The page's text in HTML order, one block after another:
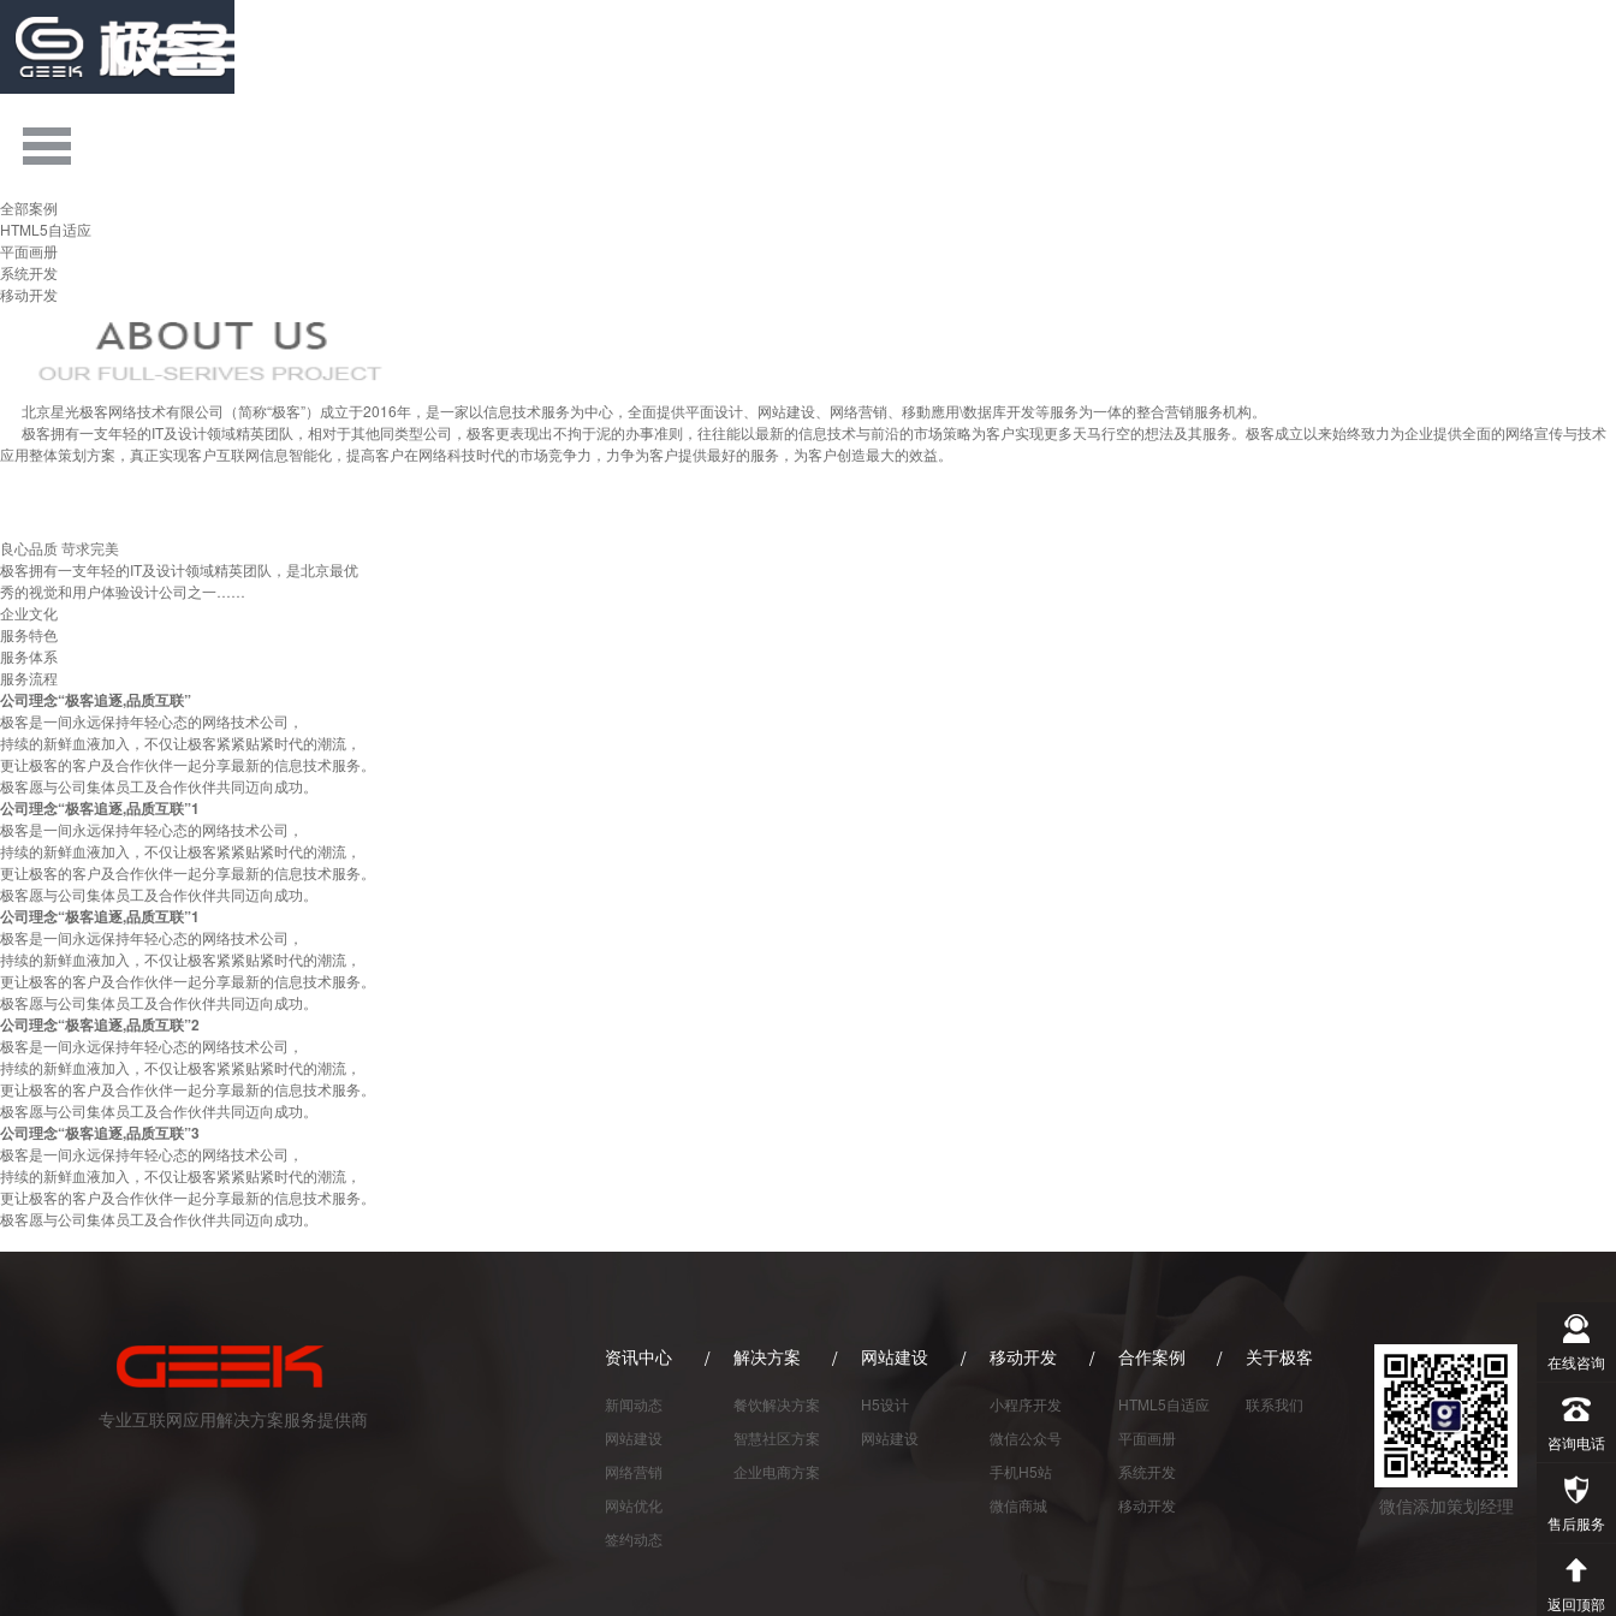
全部案例
HTML5自适应
平面画册
系统开发
移动开发
北京星光极客网络技术有限公司（简称“极客”）成立于2016年，是一家以信息技术服务为中心，全面提供平面设计、网站建设、网络营销、移動應用\数据库开发等服务为一体的整合营销服务机构。
极客拥有一支年轻的IT及设计领域精英团队，相对于其他同类型公司，极客更表现出不拘于泥的办事准则，往往能以最新的信息技术与前沿的市场策略为客户实现更多天马行空的想法及其服务。极客成立以来始终致力为企业提供全面的网络宣传与技术
应用整体策划方案，真正实现客户互联网信息智能化，提高客户在网络科技时代的市场竞争力，力争为客户提供最好的服务，为客户创造最大的效益。
良心品质 苛求完美
极客拥有一支年轻的IT及设计领域精英团队，是北京最优
秀的视觉和用户体验设计公司之一……
企业文化
服务特色
服务体系
服务流程
公司理念“极客追逐,品质互联”
极客是一间永远保持年轻心态的网络技术公司，
持续的新鲜血液加入，不仅让极客紧紧贴紧时代的潮流，
更让极客的客户及合作伙伴一起分享最新的信息技术服务。
极客愿与公司集体员工及合作伙伴共同迈向成功。
公司理念“极客追逐,品质互联”1
极客是一间永远保持年轻心态的网络技术公司，
持续的新鲜血液加入，不仅让极客紧紧贴紧时代的潮流，
更让极客的客户及合作伙伴一起分享最新的信息技术服务。
极客愿与公司集体员工及合作伙伴共同迈向成功。
公司理念“极客追逐,品质互联”1
极客是一间永远保持年轻心态的网络技术公司，
持续的新鲜血液加入，不仅让极客紧紧贴紧时代的潮流，
更让极客的客户及合作伙伴一起分享最新的信息技术服务。
极客愿与公司集体员工及合作伙伴共同迈向成功。
公司理念“极客追逐,品质互联”2
极客是一间永远保持年轻心态的网络技术公司，
持续的新鲜血液加入，不仅让极客紧紧贴紧时代的潮流，
更让极客的客户及合作伙伴一起分享最新的信息技术服务。
极客愿与公司集体员工及合作伙伴共同迈向成功。
公司理念“极客追逐,品质互联”3
极客是一间永远保持年轻心态的网络技术公司，
持续的新鲜血液加入，不仅让极客紧紧贴紧时代的潮流，
更让极客的客户及合作伙伴一起分享最新的信息技术服务。
极客愿与公司集体员工及合作伙伴共同迈向成功。
专业互联网应用解决方案服务提供商
微信添加策划经理
资讯中心
新闻动态
网站建设
网络营销
网站优化
签约动态
解决方案
餐饮解决方案
智慧社区方案
企业电商方案
网站建设
H5设计
网站建设
移动开发
小程序开发
微信公众号
手机H5站
微信商城
合作案例
HTML5自适应
平面画册
系统开发
移动开发
关于极客
联系我们
在线咨询
咨询电话
售后服务
返回顶部